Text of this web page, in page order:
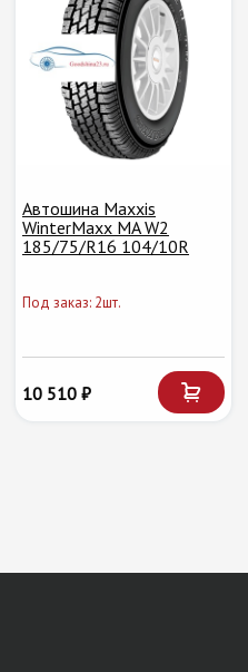
Автошина Maxxis
WinterMaxx MA W2
185/75/R16 104/10R
Под заказ: 2шт.
10 510 ₽